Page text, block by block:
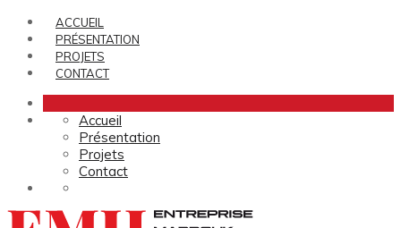
ACCUEIL
PRÉSENTATION
PROJETS
CONTACT
Accueil
Présentation
Projets
Contact